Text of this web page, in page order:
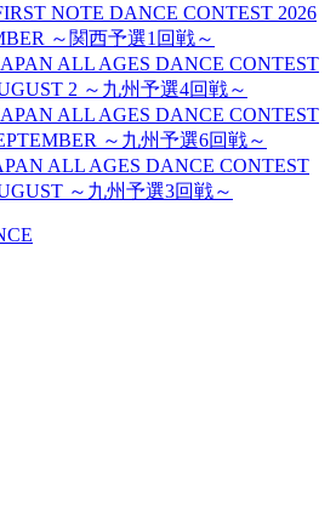
NOTE DANCE CONTEST 2026
～関西予選1回戦～
ALL AGES DANCE CONTEST
2 ～九州予選4回戦～
ALL AGES DANCE CONTEST
～九州予選6回戦～
ALL AGES DANCE CONTEST
～九州予選3回戦～